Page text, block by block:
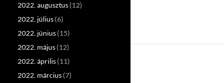
2022. augusztus(12)
2022. július(6)
2022. június(15)
2022. május(12)
2022. április(11)
2022. március(7)